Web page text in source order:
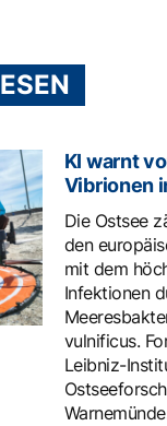
KI warnt
Vibrionen
Die Ostsee
den
mit dem
Infektionen
vulnificus.
Leibniz-